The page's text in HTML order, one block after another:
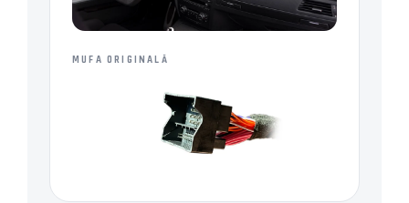
MUFA ORIGINALĂ